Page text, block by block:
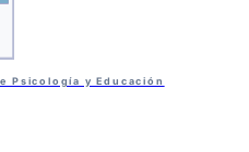
Psicología y Educación